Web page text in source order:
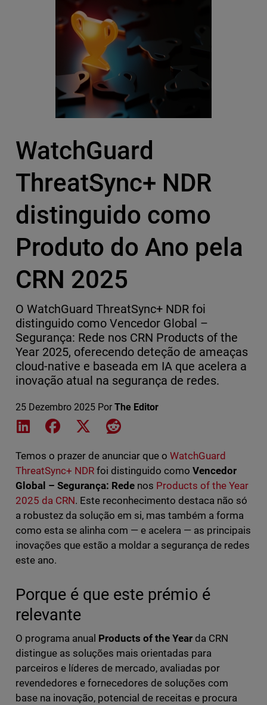
WatchGuard
ThreatSync+ NDR
distinguido como
Produto do Ano pela
CRN 2025
O WatchGuard ThreatSync+ NDR foi
distinguido como Vencedor Global –
Segurança: Rede nos CRN Products of the
Year 2025, oferecendo deteção de ameaças
cloud-native e baseada em IA que acelera a
inovação atual na segurança de redes.
25 Dezembro 2025 Por The Editor
Share on LinkedIn
Share on Facebook
Share on XShare on Reddit
Temos o prazer de anunciar que oWatchGuard
ThreatSync+ NDRfoi distinguido comoVencedor
Global – Segurança: Redenos Products of the Year
2025 da CRN. Este reconhecimento destaca não só
a robustez da solução em si, mas também a forma
como esta se alinha com — e acelera — as principais
inovações que estão a moldar a segurança de redes
este ano.
Porque é que este prémio é
relevante
O programa anual Products of the Year da CRN
distingue as soluções mais orientadas para
parceiros e líderes de mercado, avaliadas por
revendedores e fornecedores de soluções com
base na inovação, potencial de receitas e procura